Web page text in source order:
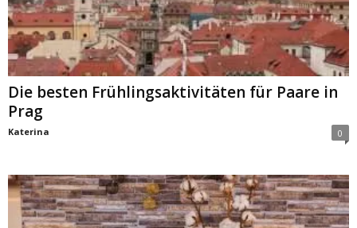
Die besten Frühlingsaktivitäten für Paare in
Prag
Katerina 0